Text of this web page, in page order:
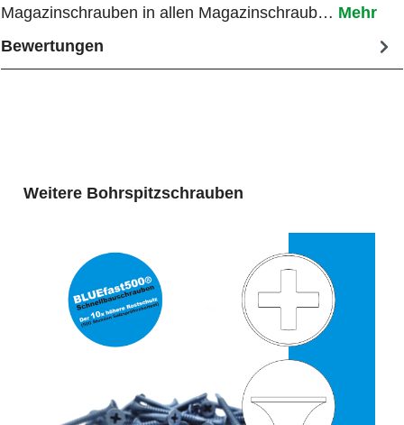
Magazinschrauben in allen Magazinschraub… Mehr
Bewertungen
Produktgalerie überspringen
Weitere Bohrspitzschrauben